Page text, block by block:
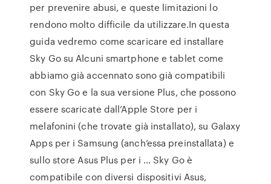
per prevenire abusi, e queste limitazioni lo
rendono molto difficile da utilizzare.In questa
guida vedremo come scaricare ed installare
Sky Go su Alcuni smartphone e tablet come
abbiamo già accennato sono già compatibili
con Sky Go e la sua versione Plus, che possono
essere scaricate dall’Apple Store per i
melafonini (che trovate già installato), su Galaxy
Apps per i Samsung (anch’essa preinstallata) e
sullo store Asus Plus per i … Sky Go è
compatibile con diversi dispositivi Asus,